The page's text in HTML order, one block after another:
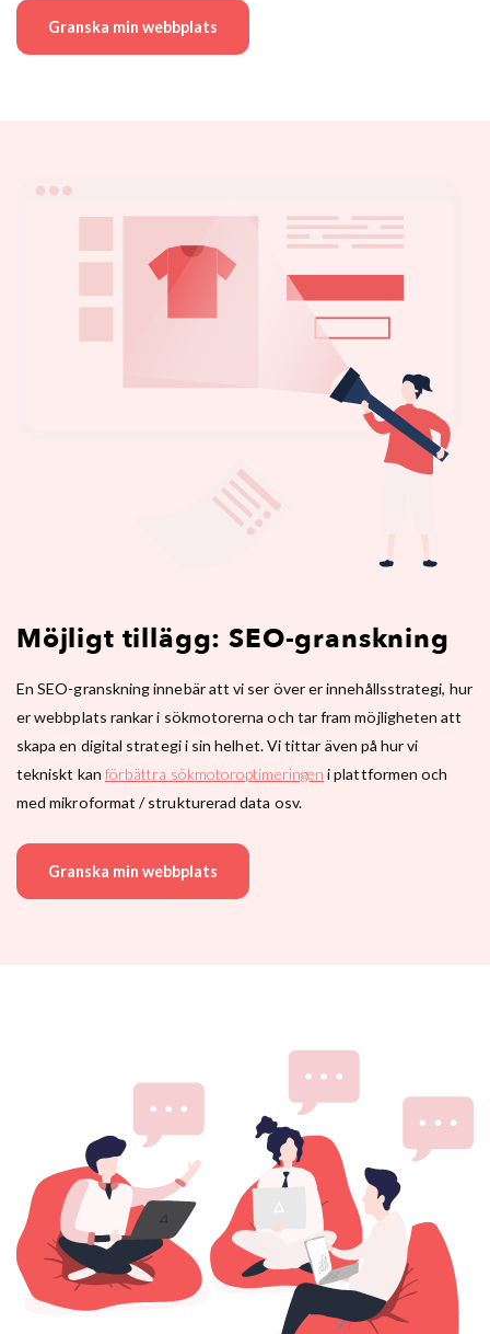
Granska min webbplats
Möjligt tillägg: SEO-granskning
En SEO-granskning innebär att vi ser över er innehållsstrategi, hur
er webbplats rankar i sökmotorerna och tar fram möjligheten att
skapa en digital strategi i sin helhet. Vi tittar även på hur vi
tekniskt kan förbättra sökmotoroptimeringen i plattformen och
med mikroformat / strukturerad data osv.
Granska min webbplats